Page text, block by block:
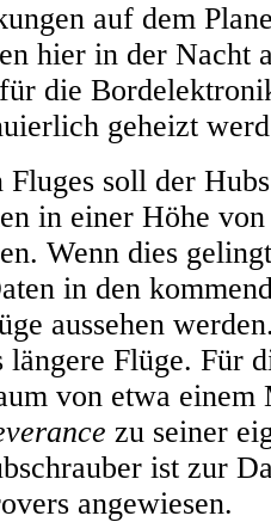
auf dem
hier in der Nacht
die
geheizt
Fluges soll der
in einer Höhe
Wenn dies
in den
aussehen
längere Flüge. Für
von etwa einem
zu seiner
ist zur
angewiesen.